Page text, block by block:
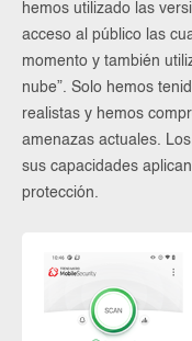
hemos utilizado las
acceso al público las
momento y también
nube”. Solo hemos
realistas y hemos
amenazas actuales.
sus capacidades
protección.